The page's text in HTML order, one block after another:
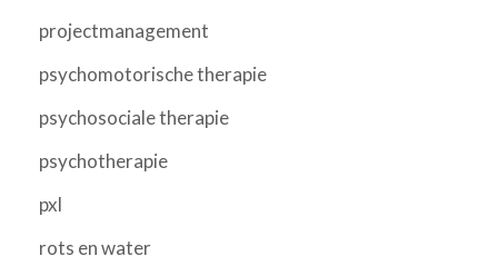
projectmanagement
psychomotorische therapie
psychosociale therapie
psychotherapie
pxl
rots en water